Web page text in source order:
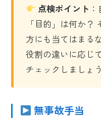
点検ポイント
「目的」は何か？
方にも当てはまる
役割の違いに応じ
チェックしましょう
無事故手当